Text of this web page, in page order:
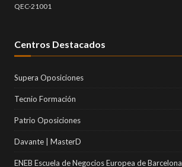
QEC-21001
Centros Destacados
Supera Oposiciones
Tecnio Formación
Patrio Oposiciones
Davante | MasterD
ENEB Escuela de Negocios Europea de Barcelona